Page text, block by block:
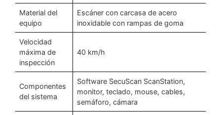
Material del
equipo
Escáner con carcasa de acero
inoxidable con rampas de goma
Velocidad
máxima de
inspección
40 km/h
Componentes
del sistema
Software SecuScan ScanStation,
monitor, teclado, mouse, cables,
semáforo, cámara